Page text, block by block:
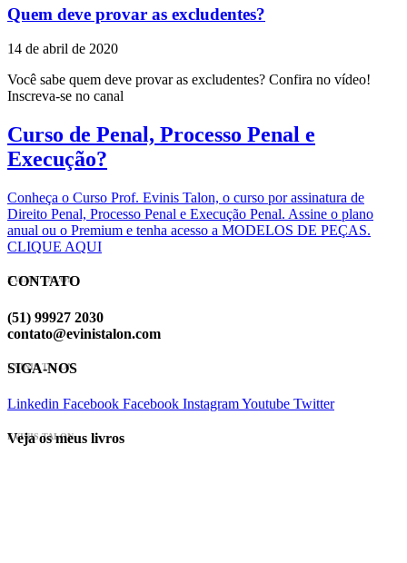
Quem deve provar as excludentes?
14 de abril de 2020
Você sabe quem deve provar as excludentes? Confira no vídeo!
Inscreva-se no canal
Curso de Penal, Processo Penal e
Execução?
Conheça o Curso Prof. Evinis Talon, o curso por assinatura de
Direito Penal, Processo Penal e Execução Penal. Assine o plano
anual ou o Premium e tenha acesso a MODELOS DE PEÇAS.
CLIQUE AQUI
EVINIS TALON
CONTATO
(51) 99927 2030
contato@evinistalon.com
EVINIS TALON
SIGA-NOS
Linkedin Facebook Facebook InstagramYoutube Twitter
EVINIS TALON
Veja os meus livros